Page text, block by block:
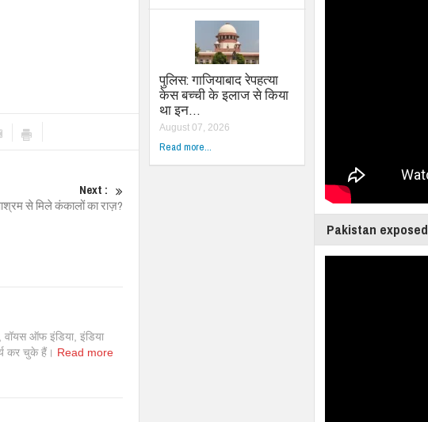
Next :
से मिले कंकालों का राज़?
वॉयस ऑफ इंडिया, इंडिया
कर चुके हैं। Read more
पुलिस: गाजियाबाद रेपहत्या
केस बच्ची के इलाज से किया
था इन…
August 07, 2026
Read more...
Pakistan exposed